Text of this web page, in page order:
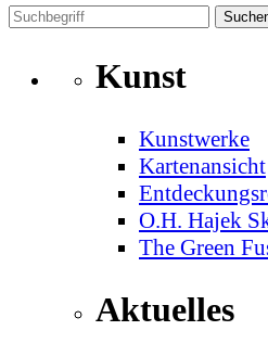
Kunst
Kunstwerke
Kartenansicht
O.H. Hajek
The Green
Aktuelles